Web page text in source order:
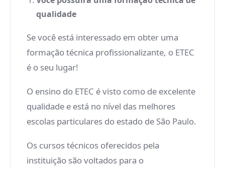
qualidade
Se você está interessado em obter uma
formação técnica profissionalizante, o ETEC
é o seu lugar!
O ensino do ETEC é visto como de excelente
qualidade e está no nível das melhores
escolas particulares do estado de São Paulo.
Os cursos técnicos oferecidos pela
instituição são voltados para o